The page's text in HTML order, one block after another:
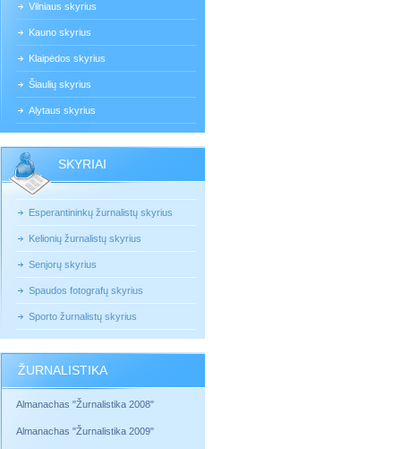
Vilniaus skyrius
Kauno skyrius
Klaipėdos skyrius
Šiaulių skyrius
Alytaus skyrius
SKYRIAI
Esperantininkų žurnalistų skyrius
Kelionių žurnalistų skyrius
Senjorų skyrius
Spaudos fotografų skyrius
Sporto žurnalistų skyrius
ŽURNALISTIKA
Almanachas "Žurnalistika 2008"
Almanachas "Žurnalistika 2009"